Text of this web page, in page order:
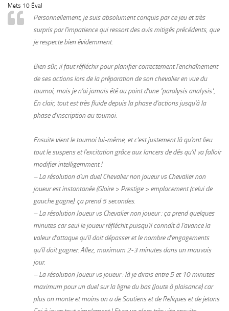
Mets 10 Éval
Personnellement, je suis absolument conquis par ce jeu et très
surpris par l'impatience qui ressort des avis mitigés précédents, que
je respecte bien évidemment.
Bien sûr, il faut réfléchir pour planifier correctement l'enchaînement
de ses actions lors de la préparation de son chevalier en vue du
tournoi, mais je n'ai jamais été au point d'une "paralysis analysis",
En clair, tout est très fluide depuis la phase d'actions jusqu'à la
phase d'inscription au tournoi.
Ensuite vient le tournoi lui-même, et c'est justement là qu'ont lieu
tout le suspens et l'excitation grâce aux lancers de dés qu'il va falloir
modifier intelligemment !
– La résolution d'un duel Chevalier non joueur vs Chevalier non
joueur est instantanée (Gloire > Prestige > emplacement (celui de
gauche gagne). ça prend 5 secondes.
– La résolution Joueur vs Chevalier non joueur : ça prend quelques
minutes car seul le joueur réfléchit puisqu'il connaît à l'avance la
valeur d'attaque qu'il doit dépasser et le nombre d'engagements
qu'il doit gagner. Allez, maximum 2-3 minutes dans un mauvais
jour.
– La résolution Joueur vs joueur : là je dirais entre 5 et 10 minutes
maximum pour un duel sur la ligne du bas (Joute à plaisance) car
plus on monte et moins on a de Soutiens et de Reliques et de jetons